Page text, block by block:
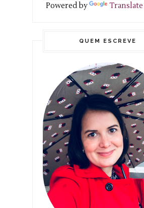
Powered by Translate
QUEM ESCREVE